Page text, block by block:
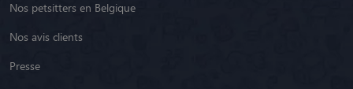
Nos petsitters en Belgique
Nos avis clients
Presse